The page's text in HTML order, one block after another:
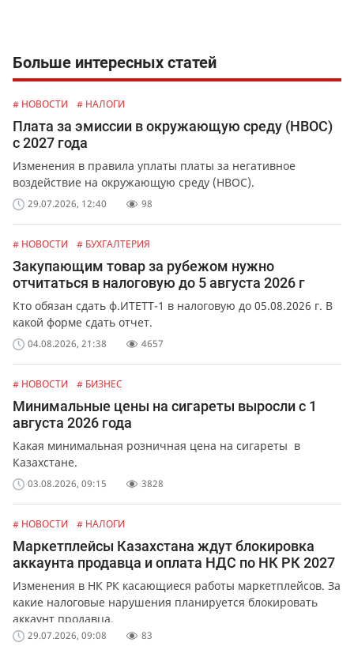
Больше интересных статей
# НОВОСТИ # НАЛОГИ
Плата за эмиссии в окружающую среду (НВОС)
с 2027 года
Изменения в правила уплаты платы за негативное
воздействие на окружающую среду (НВОС).
29.07.2026, 12:40 98
# НОВОСТИ # БУХГАЛТЕРИЯ
Закупающим товар за рубежом нужно
отчитаться в налоговую до 5 августа 2026 г
Кто обязан сдать ф.ИТЕТТ-1 в налоговую до 05.08.2026 г. В
какой форме сдать отчет.
04.08.2026, 21:38 4657
# НОВОСТИ # БИЗНЕС
Минимальные цены на сигареты выросли с 1
августа 2026 года
Какая минимальная розничная цена на сигареты в
Казахстане.
03.08.2026, 09:15 3828
# НОВОСТИ # НАЛОГИ
Маркетплейсы Казахстана ждут блокировка
аккаунта продавца и оплата НДС по НК РК 2027
Изменения в НК РК касающиеся работы маркетплейсов. За
какие налоговые нарушения планируется блокировать
аккаунт продавца.
29.07.2026, 09:08 83